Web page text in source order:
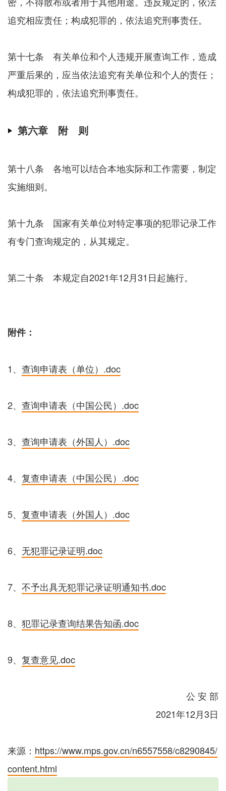
追究相应责任；构成犯罪的，依法追究刑事责任。
第十七条 有关单位和个人违规开展查询工作，造成
严重后果的，应当依法追究有关单位和个人的责任；
构成犯罪的，依法追究刑事责任。
第六章 附 则
第十八条 各地可以结合本地实际和工作需要，制定
实施细则。
第十九条 国家有关单位对特定事项的犯罪记录工作
有专门查询规定的，从其规定。
第二十条 本规定自2021年12月31日起施行。
附件：
1、 查询申请表（单位）.doc
2、 查询申请表（中国公民）.doc
3、 查询申请表（外国人）.doc
4、 复查申请表（中国公民）.doc
5、 复查申请表（外国人）.doc
6、 无犯罪记录证明.doc
7、 不予出具无犯罪记录证明通知书.doc
8、 犯罪记录查询结果告知函.doc
9、 复查意见.doc
公 安 部
2021年12月3日
来源： https://www.mps.gov.cn/n6557558/c8290845/
content.html